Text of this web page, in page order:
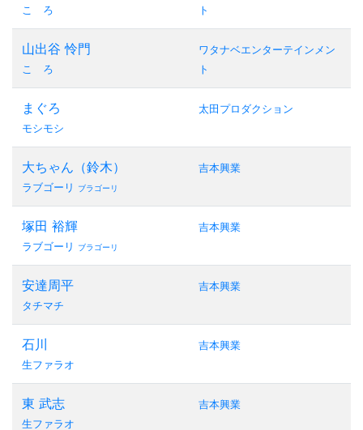
こゝろ
ト
山出谷 怜門
こゝろ
ワタナベエンターテインメン
ト
まぐろ
モシモシ
太田プロダクション
大ちゃん（鈴木）
ラブゴーリ ブラゴーリ
吉本興業
塚田 裕輝
ラブゴーリ ブラゴーリ
吉本興業
安達周平
タチマチ
吉本興業
石川
生ファラオ
吉本興業
東 武志
生ファラオ
吉本興業